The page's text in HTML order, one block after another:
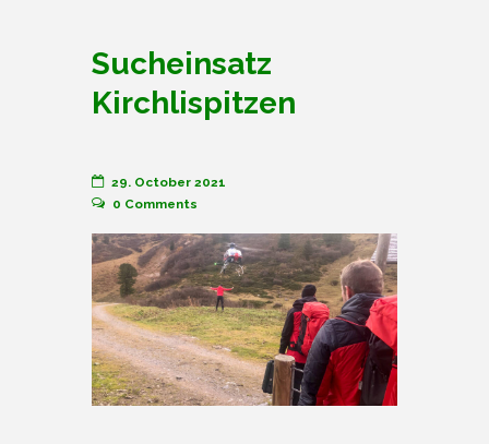
Sucheinsatz
Kirchlispitzen
29. October 2021
0 Comments